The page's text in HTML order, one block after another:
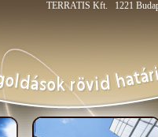
TERRATIS Kft. 1221